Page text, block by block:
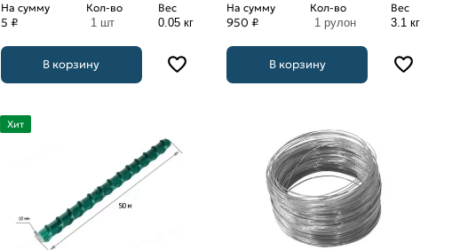
На сумму
5 ₽
Кол-во
1 шт
Вес
0.05 кг
В корзину
На сумму
950 ₽
Кол-во
1 рулон
Вес
3.1 кг
В корзину
Хит